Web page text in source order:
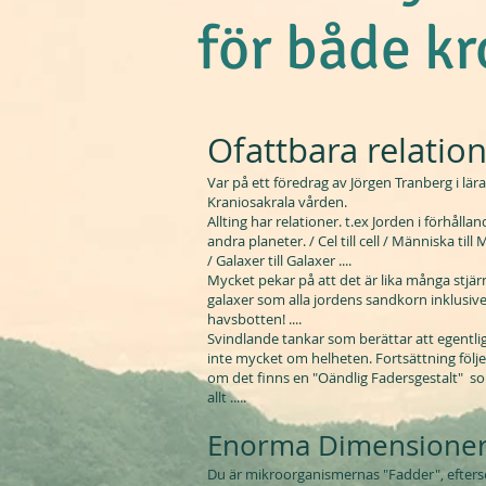
för både
Ofattbara
Var på ett föredrag av Jörgen Tranberg i
Kraniosakrala vården.
Allting har relationer. t.ex Jorden i
andra planeter. / Cel till cell / Människa till
/ Galaxer till Galaxer ....
Mycket pekar på att det är lika många
galaxer som alla jordens sandkorn
havsbotten! ....
Svindlande tankar som berättar att
inte mycket om helheten. Fortsättning
om det finns en "Oändlig Fadersgestalt"
allt .....
Enorma
Du är mikroorganismernas "Fadder",